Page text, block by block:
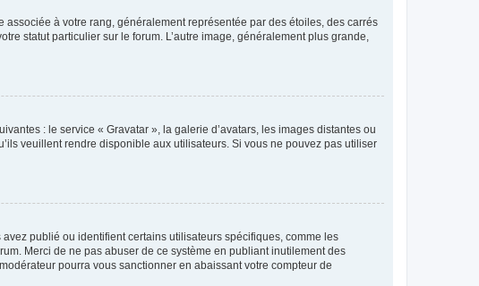
à votre rang, généralement représentée par des étoiles, des carrés
statut particulier sur le forum. L’autre image, généralement plus grande,
: le service « Gravatar », la galerie d’avatars, les images distantes ou
veuillent rendre disponible aux utilisateurs. Si vous ne pouvez pas utiliser
publié ou identifient certains utilisateurs spécifiques, comme les
Merci de ne pas abuser de ce système en publiant inutilement des
pourra vous sanctionner en abaissant votre compteur de